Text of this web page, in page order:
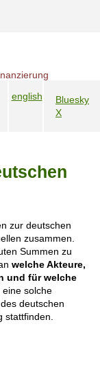
c
v
i
g
a
t
o
english
S
a
d
i
a
Bluesky
X
zur deutschen
zusammen.
Summen zu
welche Akteure,
und für welche
solche
deutschen
stattfinden.